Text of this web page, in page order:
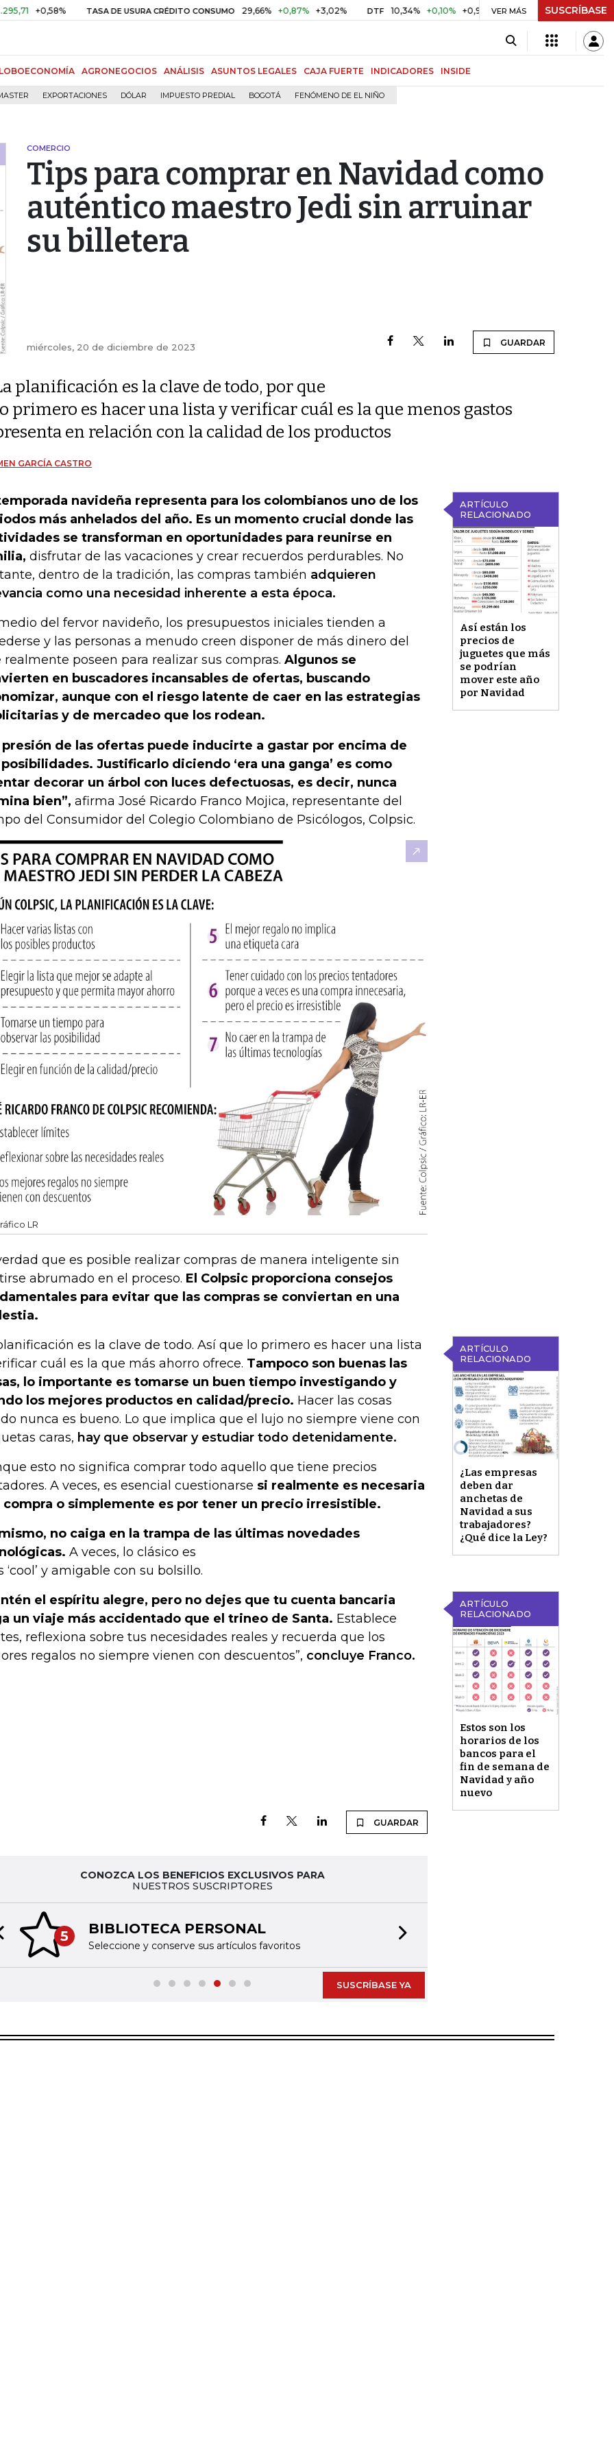
TASA DE USURA CRÉDITO CONSUMO 29,66% +0,87% +3,02% DTF 10,34% +0,10% +0,98% UVR $ 416,86 +$ 0,05 +0,01%
VER MÁS SUSCRÍBASE
AGRONEGOCIOS ANÁLISIS ASUNTOS LEGALES CAJA FUERTE INDICADORES INSIDE
EXPORTACIONES DÓLAR IMPUESTO PREDIAL BOGOTÁ FENÓMENO DE EL NIÑO
COMERCIO
Tips para comprar en Navidad como
auténtico maestro Jedi sin arruinar
su billetera
miércoles, 20 de diciembre de 2023 GUARDAR
planificación es la clave de todo, por que
primero es hacer una lista y verificar cuál es la que menos gastos
en relación con la calidad de los productos
GARCÍA CASTRO
ARTÍCULO
RELACIONADO
Así están los
precios de
juguetes que más
se podrían
mover este año
por Navidad
navideña representa para los colombianos uno de los
más anhelados del año. Es un momento crucial donde las
se transforman en oportunidades para reunirse en
disfrutar de las vacaciones y crear recuerdos perdurables. No
dentro de la tradición, las compras también adquieren
como una necesidad inherente a esta época.
del fervor navideño, los presupuestos iniciales tienden a
y las personas a menudo creen disponer de más dinero del
realmente poseen para realizar sus compras. Algunos se
en buscadores incansables de ofertas, buscando
aunque con el riesgo latente de caer en las estrategias
y de mercadeo que los rodean.
presión de las ofertas puede inducirte a gastar por encima de
Justificarlo diciendo ‘era una ganga’ es como
decorar un árbol con luces defectuosas, es decir, nunca
bien”, afirma José Ricardo Franco Mojica, representante del
del Consumidor del Colegio Colombiano de Psicólogos, Colpsic.
LR
que es posible realizar compras de manera inteligente sin
abrumado en el proceso. El Colpsic proporciona consejos
para evitar que las compras se conviertan en una
ARTÍCULO
RELACIONADO
¿Las empresas
deben dar
anchetas de
Navidad a sus
trabajadores?
¿Qué dice la Ley?
es la clave de todo. Así que lo primero es hacer una lista
cuál es la que más ahorro ofrece. Tampoco son buenas las
lo importante es tomarse un buen tiempo investigando y
los mejores productos en calidad/precio. Hacer las cosas
nunca es bueno. Lo que implica que el lujo no siempre viene con
caras, hay que observar y estudiar todo detenidamente.
esto no significa comprar todo aquello que tiene precios
A veces, es esencial cuestionarse si realmente es necesaria
compra o simplemente es por tener un precio irresistible.
no caiga en la trampa de las últimas novedades
A veces, lo clásico es
‘cool’ y amigable con su bolsillo.
ARTÍCULO
RELACIONADO
Estos son los
horarios de los
bancos para el
fin de semana de
Navidad y año
nuevo
el espíritu alegre, pero no dejes que tu cuenta bancaria
un viaje más accidentado que el trineo de Santa. Establece
reflexiona sobre tus necesidades reales y recuerda que los
regalos no siempre vienen con descuentos”, concluye Franco.
GUARDAR
CONOZCA LOS BENEFICIOS EXCLUSIVOS PARA
NUESTROS SUSCRIPTORES
5 BIBLIOTECA PERSONAL
Seleccione y conserve sus artículos favoritos
slide
SUSCRÍBASE YA